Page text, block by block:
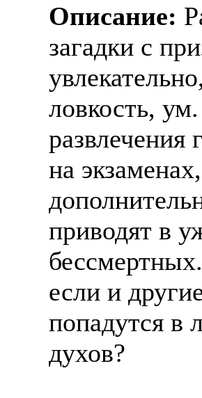
Описание:
загадки с
ловкость,
развлечения
на
приводят в
если и
попадутся в
духов?